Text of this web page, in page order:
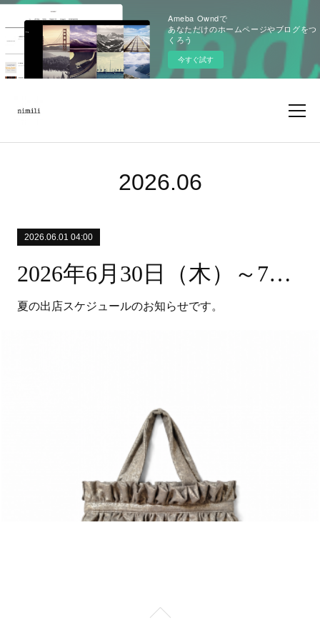
Ameba Owndで
あなただけのホームページやブログをつ
くろう
今すぐ試す
2026.06
2026.06.01 04:00
2026年6月30日（木）～7月8日（水） 小田急アコルデ新百合ヶ丘
夏の出店スケジュールのお知らせです。